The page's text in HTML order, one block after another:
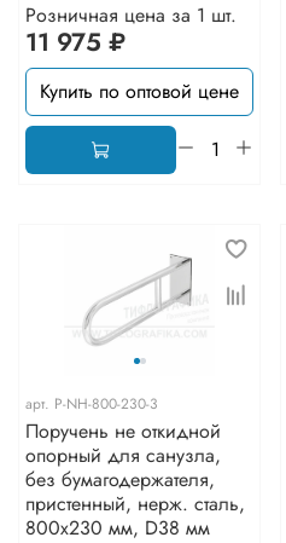
Розничная цена за 1 шт.
11 975 ₽
Купить по оптовой цене
арт. P-NH-800-230-3
Поручень не откидной
опорный для санузла,
без бумагодержателя,
пристенный, нерж. сталь,
800x230 мм, D38 мм